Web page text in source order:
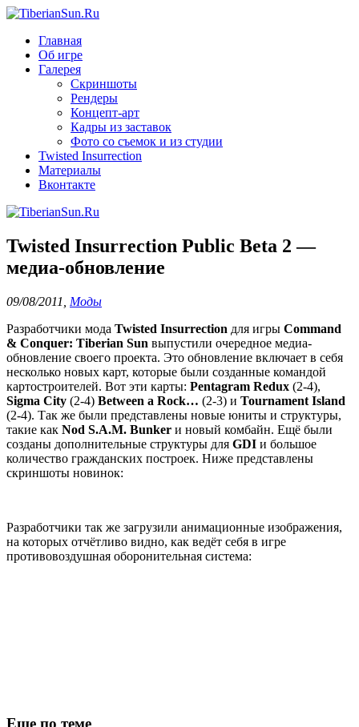
Главная
Об игре
Галерея
Скриншоты
Рендеры
Концепт-арт
Кадры из заставок
Фото со съемок и из студии
Twisted Insurrection
Материалы
Вконтакте
Twisted Insurrection Public Beta 2 —
медиа-обновление
09/08/2011
Моды
Разработчики мода Twisted Insurrection для игры Command
& Conquer: Tiberian Sun выпустили очередное медиа-
обновление своего проекта. Это обновление включает в себя
несколько новых карт, которые были созданные командой
картостроителей. Вот эти карты: Pentagram Redux (2-4),
Sigma City (2-4) Between a Rock… (2-3) и Tournament Island
(2-4). Так же были представлены новые юниты и структуры,
такие как Nod S.A.M. Bunker и новый комбайн. Ещё были
созданы дополнительные структуры для GDI и большое
количество гражданских построек. Ниже представлены
скриншоты новинок:
Разработчики так же загрузили анимационные изображения,
на которых отчётливо видно, как ведёт себя в игре
противовоздушная оборонительная система:
Еще по теме